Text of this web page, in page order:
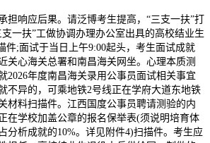
响应后果。请泛博考生提高，“三支一扶”打
一扶”工做协调办理办公室出具的高校结业生
件;面试于当日上午9:00起头，考生面试成就
关心海关总署和南昌海关网坐。心理本质测
2026年度南昌海关录用公事员面试相关事宜
不异的，可乘地铁2号线正在学府大道东地铁
材料扫描件。江西国度公事员聘请测验的内
在学校加盖公章的报名保举表(须说明培育体
分析成就的10%。详见附件4)扫描件。考生应